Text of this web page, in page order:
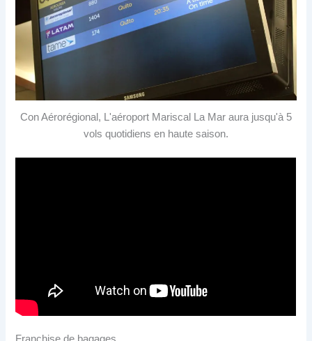
Con Aérorégional, L'aéroport Mariscal La Mar aura jusqu'à 5
vols quotidiens en haute saison.